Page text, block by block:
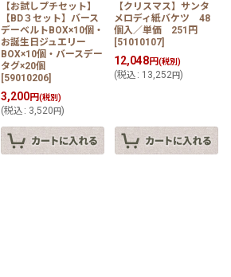
【お試しプチセット】
【BD３セット】バース
デーベルトBOX×10個・
お誕生日ジュエリー
BOX×10個・バースデー
タグ×20個
[59010206]
3,200円(税別)
(税込 : 3,520 円)
【クリスマス】サンタ
メロディ紙バケツ 48
個入／単価 251円
[51010107]
12,048円(税別)
(税込 : 13,252円)